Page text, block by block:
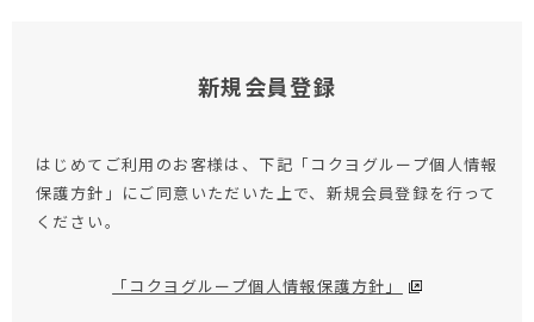
新規会員登録
はじめてご利用のお客様は、下記「コクヨグループ個人情報
保護方針」にご同意いただいた上で、新規会員登録を行って
ください。
「コクヨグループ個人情報保護方針」